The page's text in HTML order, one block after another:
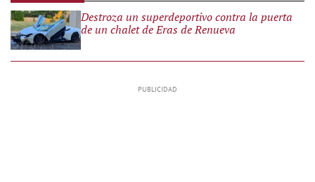
Destroza un superdeportivo contra la puerta
de un chalet de Eras de Renueva